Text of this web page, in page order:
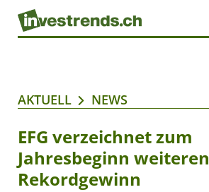
AKTUELL NEWS
EFG verzeichnet zum
Jahresbeginn weiteren
Rekordgewinn